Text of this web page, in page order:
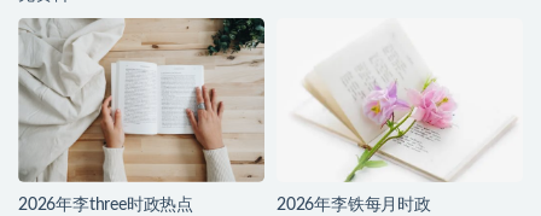
2026年李three时政热点 2026年李铁每月时政